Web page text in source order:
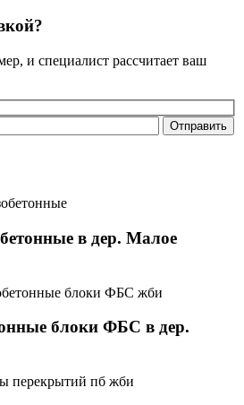
и специалист рассчитает ваш
в дер. Малое
блоки ФБС в дер.